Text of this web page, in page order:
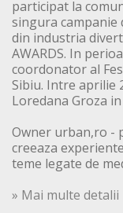
participat la
singura
din industria
AWARDS. In
coordonator al
Sibiu. Intre aprilie
Loredana Groza
Owner urban,ro -
creeaza
teme legate de
» Mai multe detalii